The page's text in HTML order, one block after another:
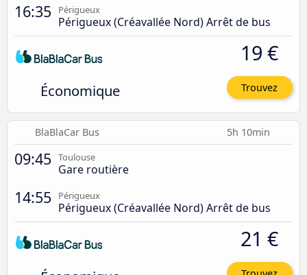
16:35 Périgueux
Périgueux (Créavallée Nord) Arrêt de bus
Économique
19 €
Trouvez
BlaBlaCar Bus 5h 10min
09:45 Toulouse
Gare routière
14:55 Périgueux
Périgueux (Créavallée Nord) Arrêt de bus
21 €